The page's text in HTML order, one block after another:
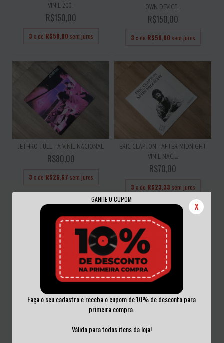
GANHE O CUPOM
X
Faça o seu cadastro e receba o cupom de 10% de desconto para
primeira compra.
Válido para todos itens da loja!
VINIL 200...
R$150,00
3 x de R$50,00 sem juros
OWN DEVICE...
R$150,00
3 x de R$50,00 sem juros
JETHRO TULL - A VINIL NACIONAL
R$80,00
3 x de R$26,67 sem juros
ERIC CLAPTON - AFTER MIDNIGHT
VINIL NACI...
R$70,00
3 x de R$23,33 sem juros
HORACE MARTIN - WATERMELON
R$240,00